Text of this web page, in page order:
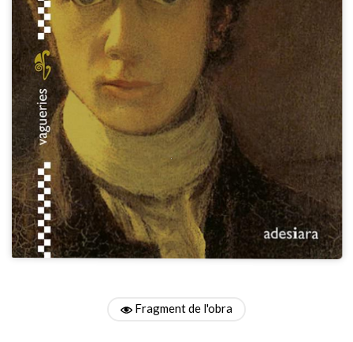
Fragment de l'obra